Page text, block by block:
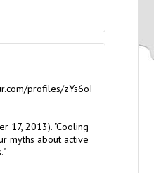
profiles/zYs6oI
17, 2013). "Cooling
myths about active